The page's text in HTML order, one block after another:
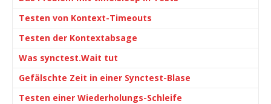
Testen von Kontext-Timeouts
Testen der Kontextabsage
Was synctest.Wait tut
Gefälschte Zeit in einer Synctest-Blase
Testen einer Wiederholungs-Schleife